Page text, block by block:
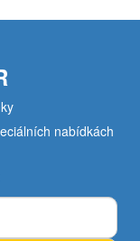
nabídkách